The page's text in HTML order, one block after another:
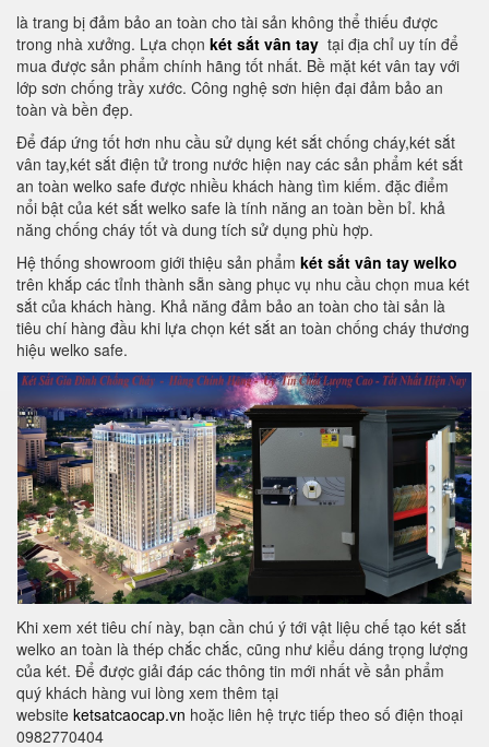
là trang bị đảm bảo an toàn cho tài sản không thể thiếu được
trong nhà xưởng. Lựa chọn két sắt vân tay tại địa chỉ uy tín để
mua được sản phẩm chính hãng tốt nhất. Bề mặt két vân tay với
lớp sơn chống trầy xước. Công nghệ sơn hiện đại đảm bảo an
toàn và bền đẹp.
Để đáp ứng tốt hơn nhu cầu sử dụng két sắt chống cháy,két sắt
vân tay,két sắt điện tử trong nước hiện nay các sản phẩm két sắt
an toàn welko safe được nhiều khách hàng tìm kiếm. đặc điểm
nổi bật của két sắt welko safe là tính năng an toàn bền bỉ. khả
năng chống cháy tốt và dung tích sử dụng phù hợp.
Hệ thống showroom giới thiệu sản phẩm két sắt vân tay welko
trên khắp các tỉnh thành sẵn sàng phục vụ nhu cầu chọn mua két
sắt của khách hàng. Khả năng đảm bảo an toàn cho tài sản là
tiêu chí hàng đầu khi lựa chọn két sắt an toàn chống cháy thương
hiệu welko safe.
Khi xem xét tiêu chí này, bạn cần chú ý tới vật liệu chế tạo két sắt
welko an toàn là thép chắc chắc, cũng như kiểu dáng trọng lượng
của két. Để được giải đáp các thông tin mới nhất về sản phẩm
quý khách hàng vui lòng xem thêm tại
website ketsatcaocap.vn hoặc liên hệ trực tiếp theo số điện thoại
0982770404